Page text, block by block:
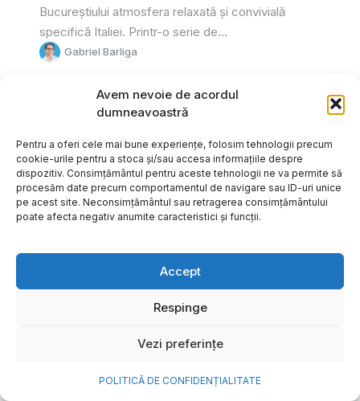
Avem nevoie de acordul
dumneavoastră
Pentru a oferi cele mai bune experiențe, folosim tehnologii precum
cookie-urile pentru a stoca și/sau accesa informațiile despre
dispozitiv. Consimțământul pentru aceste tehnologii ne va permite să
procesăm date precum comportamentul de navigare sau ID-uri unice
pe acest site. Neconsimțământul sau retragerea consimțământului
poate afecta negativ anumite caracteristici și funcții.
Accept
Respinge
Vezi preferințe
POLITICĂ DE CONFIDENȚIALITATE
Bucureștiului atmosfera relaxată și convivială
specifică Italiei. Printr-o serie de...
Gabriel Barliga
frumoase amintiri ale verii într-
o bijuterie Pandora pe care o